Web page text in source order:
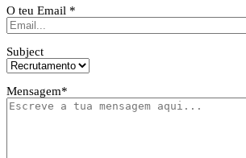
O teu Email *
Subject
Mensagem*